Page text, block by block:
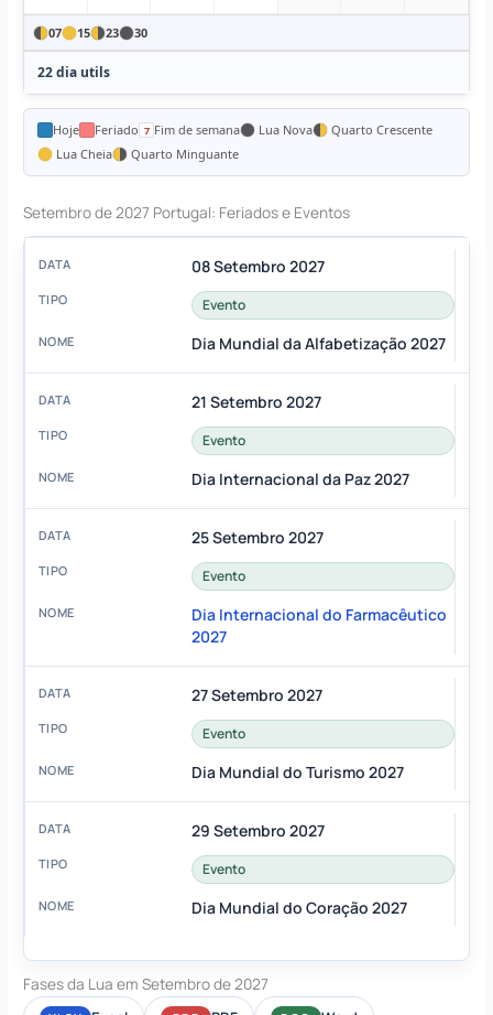
07 15 23 30
22 dia utils
Hoje Feriado Fim de semana Lua Nova
Quarto Crescente
Lua Cheia
Quarto Minguante
Setembro de 2027 Portugal: Feriados e Eventos
08 Setembro 2027
Evento
Dia Mundial da Alfabetização 2027
21 Setembro 2027
Evento
Dia Internacional da Paz 2027
25 Setembro 2027
Evento
Dia Internacional do Farmacêutico
2027
27 Setembro 2027
Evento
Dia Mundial do Turismo 2027
29 Setembro 2027
Evento
Dia Mundial do Coração 2027
Fases da Lua em Setembro de 2027